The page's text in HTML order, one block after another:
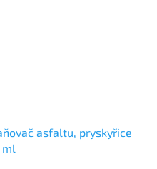
asfaltu, pryskyřice
ml